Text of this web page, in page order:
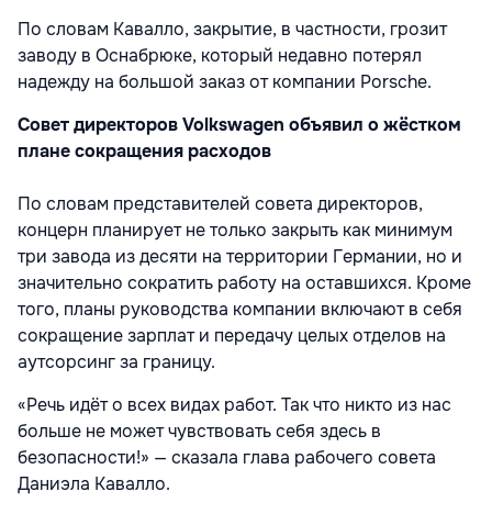
По словам Кавалло, закрытие, в частности, грозит
заводу в Оснабрюке, который недавно потерял
надежду на большой заказ от компании Porsche.
Совет директоров Volkswagen объявил о жёстком
плане сокращения расходов
По словам представителей совета директоров,
концерн планирует не только закрыть как минимум
три завода из десяти на территории Германии, но и
значительно сократить работу на оставшихся. Кроме
того, планы руководства компании включают в себя
сокращение зарплат и передачу целых отделов на
аутсорсинг за границу.
«Речь идёт о всех видах работ. Так что никто из нас
больше не может чувствовать себя здесь в
безопасности!» — сказала глава рабочего совета
Даниэла Кавалло.